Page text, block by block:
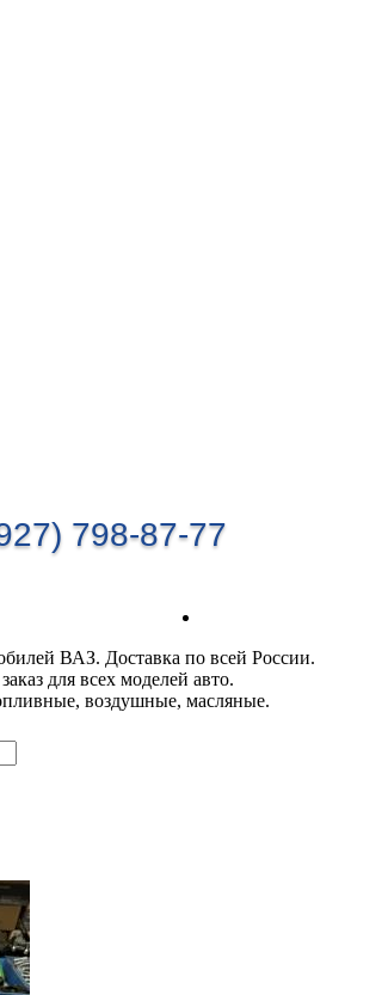
798-87-77
ВАЗ. Доставка по всей России.
для всех моделей авто.
воздушные, масляные.